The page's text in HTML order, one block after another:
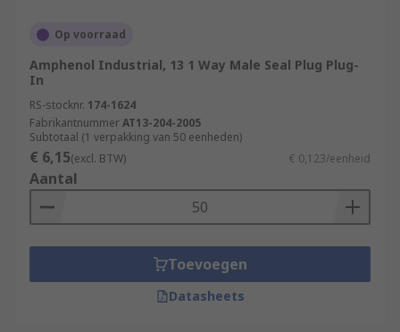
Op voorraad
Amphenol Industrial, 13 1 Way Male Seal Plug Plug-
In
RS-stocknr. 174-1624
FabrikantnummerAT13-204-2005
Subtotaal (1 verpakking van 50 eenheden)
€ 6,15(excl. BTW) € 0,123/eenheid
Aantal
Toevoegen
Datasheets